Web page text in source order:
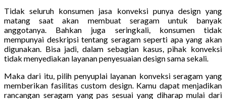
Tidak seluruh konsumen jasa konveksi punya design yang
matang saat akan membuat seragam untuk banyak
anggotanya. Bahkan juga seringkali, konsumen tidak
mempunyai deskripsi tentang seragam seperti apa yang akan
digunakan. Bisa jadi, dalam sebagian kasus, pihak konveksi
tidak menyediakan layanan penyesuaian design sama sekali.
Maka dari itu, pilih penyuplai layanan konveksi seragam yang
memberikan fasilitas custom design. Kamu dapat menjadikan
rancangan seragam yang pas sesuai yang diharap mulai dari